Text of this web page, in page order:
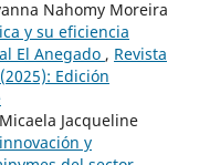
Nahomy Moreira
y su eficiencia
El Anegado , Revista
Edición
Jacqueline
y